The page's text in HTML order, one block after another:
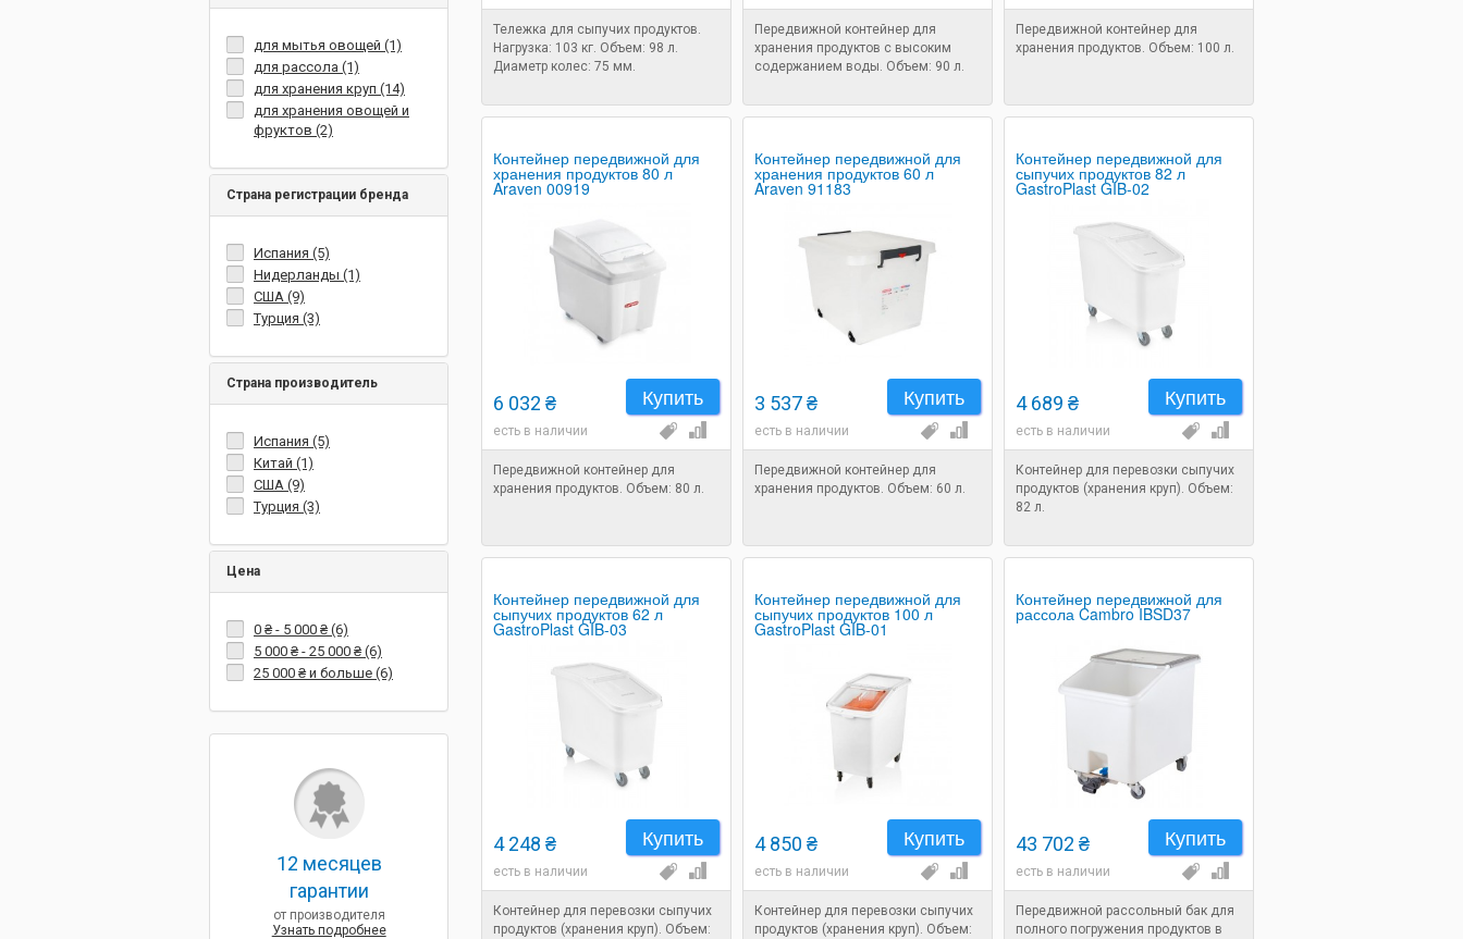
Тележка для сыпучих продуктов.
Нагрузка: 103 кг. Объем: 98 л.
Диаметр колес: 75 мм.
Передвижной контейнер для
хранения продуктов с высоким
содержанием воды. Объем: 90 л.
Передвижной контейнер для
хранения продуктов. Объем: 100 л.
Контейнер передвижной для
хранения продуктов 80 л
Araven 00919
Купить
6 032 ₴
есть в наличии
Передвижной контейнер для
хранения продуктов. Объем: 80 л.
Контейнер передвижной для
хранения продуктов 60 л
Araven 91183
Купить
3 537 ₴
есть в наличии
Передвижной контейнер для
хранения продуктов. Объем: 60 л.
Контейнер передвижной для
сыпучих продуктов 82 л
GastroPlast GIB-02
Купить
4 689 ₴
есть в наличии
Контейнер для перевозки сыпучих
продуктов (хранения круп). Объем:
82 л.
Контейнер передвижной для
сыпучих продуктов 62 л
GastroPlast GIB-03
Купить
4 248 ₴
есть в наличии
Контейнер для перевозки сыпучих
продуктов (хранения круп). Объем:
Контейнер передвижной для
сыпучих продуктов 100 л
GastroPlast GIB-01
Купить
4 850 ₴
есть в наличии
Контейнер для перевозки сыпучих
продуктов (хранения круп). Объем:
Контейнер передвижной для
рассола Cambro IBSD37
Купить
43 702 ₴
есть в наличии
Передвижной рассольный бак для
полного погружения продуктов в
для мытья овощей (1)
для рассола (1)
для хранения круп (14)
для хранения овощей и
фруктов (2)
Страна регистрации бренда
Испания (5)
Нидерланды (1)
США (9)
Турция (3)
Страна производитель
Испания (5)
Китай (1)
США (9)
Турция (3)
Цена
0 ₴- 5 000 ₴(6)
5 000 ₴- 25 000 ₴(6)
25 000 ₴и больше (6)
12 месяцев
гарантии
от производителя
Узнать подробнее